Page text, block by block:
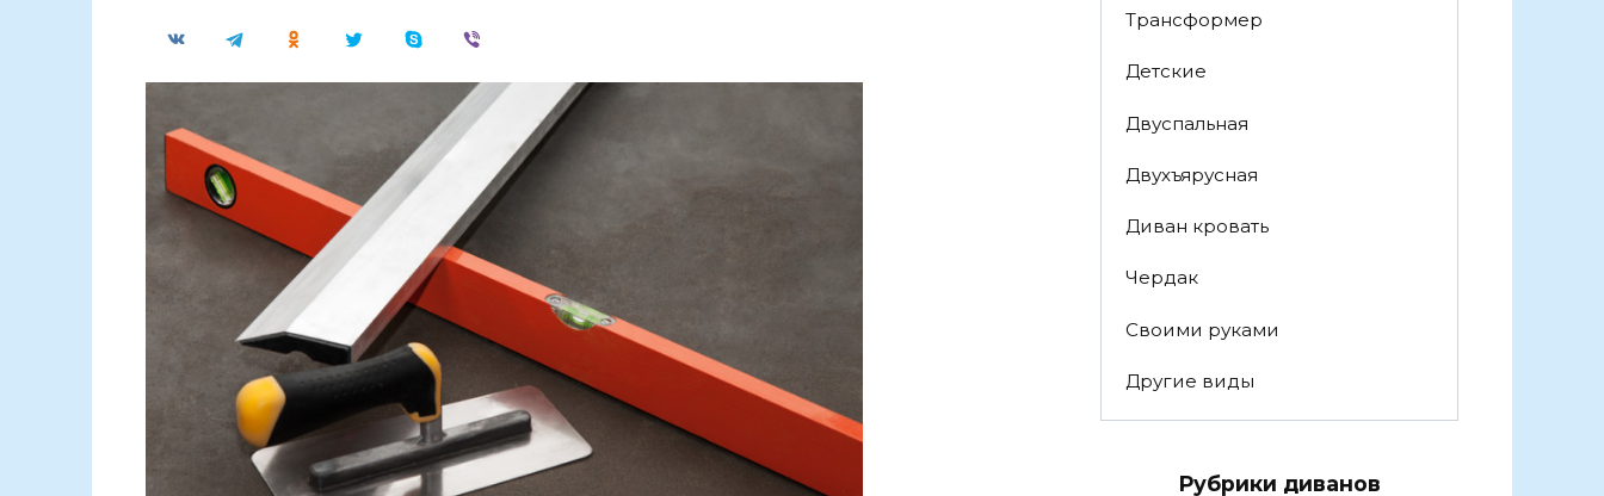
Трансформер
Детские
Двуспальная
Двухъярусная
Диван кровать
Чердак
Своими руками
Другие виды
Рубрики диванов